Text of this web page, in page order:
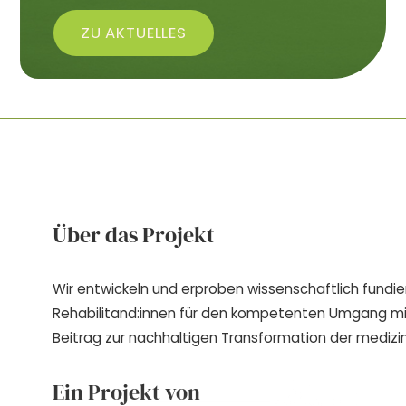
ZU AKTUELLES
Über das Projekt
Wir entwickeln und erproben wissenschaftlich
Rehabilitand:innen für den kompetenten Umgang
Beitrag zur nachhaltigen Transformation der
Ein Projekt von